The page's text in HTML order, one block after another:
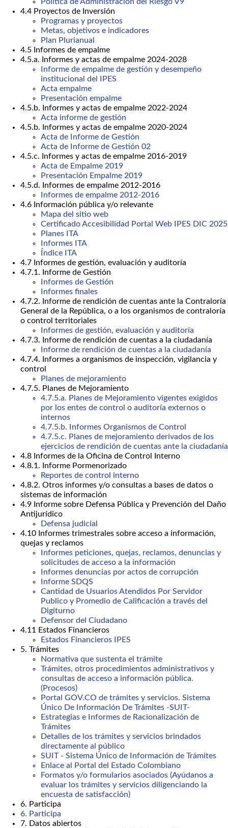
4.4 Proyectos de Inversión
Programas y proyectos
Metas, objetivos e indicadores
Plan Plurianual
4.5 Informes de empalme
4.5.a. Informes y actas de empalme 2024-2028
Informe de empalme de gestión y desempeño
institucional del IPES
Acta empalme
Presentación empalme
4.5.b. Informes y actas de empalme 2022-2024
Acta informe de gestión
4.5.b. Informes y actas de empalme 2020-2024
Acta de Informe de Gestión
Acta de Informe de Gestión 02
4.5.c. Informes y actas de empalme 2016-2019
Acta de Empalme 2019
Presentación Empalme 2019
4.5.d. Informes de empalme 2012-2016
Informes de empalme 2012-2016
4.6 Información pública y/o relevante
Mapa del sitio web
Certificado Accesibilidad Portal Web IPES DIC 2025
Planes ITA
Informes ITA
Índice ITA
4.7 Informes de gestión, evaluación y auditoría
4.7.1. Informe de Gestión
Informes de Gestión
Informes finales
4.7.2. Informe de rendición de cuentas ante la Contraloría
General de la República, o a los organismos de contraloría
o control territoriales
Informes de gestión, evaluación y auditoría
4.7.3. Informe de rendición de cuentas a la ciudadanía
Informe de rendición de cuentas a la ciudadanía
4.7.4. Informes a organismos de inspección, vigilancia y
control
Planes de mejoramiento
4.7.5. Planes de Mejoramiento
4.7.5.a. Planes de Mejoramiento vigentes exigidos
por los entes de control o auditoría externos o
internos
4.7.5.b. Informes Organismos de Control
4.7.5.c. Planes de mejoramiento derivados de los
ejercicios de rendición de cuentas ante la ciudadanía
4.8 Informes de la Oficina de Control Interno
4.8.1. Informe Pormenorizado
Reportes de control interno
4.8.2. Otros informes y/o consultas a bases de datos o
sistemas de información
4.9 Informe sobre Defensa Pública y Prevención del Daño
Antijurídico
Defensa judicial
4.10 Informes trimestrales sobre acceso a información,
quejas y reclamos
Informes peticiones, quejas, reclamos, denuncias y
solicitudes de acceso a la información
Informes denuncias por actos de corrupción
Informe SDQS
Cantidad de Usuarios Atendidos Por Servidor
Publico y Promedio de Calificación a través del
Digiturno
Defensor del Ciudadano
4.11 Estados Financieros
Estados Financieros IPES
5. Trámites
Normativa que sustenta el trámite
Trámites, otros procedimientos administrativos y
consultas de acceso a información pública.
(Procesos)
Portal GOV.CO de trámites y servicios. Sistema
Único De Información De Trámites -SUIT-
Estrategias e Informes de Racionalización de
Trámites
Detalles de los trámites y servicios brindados
directamente al público
SUIT - Sistema Único de Información de Trámites
Enlace al Portal del Estado Colombiano
Formatos y/o formularios asociados (Ayúdanos a
evaluar los trámites y servicios diligenciando la
encuesta de satisfacción)
6. Participa
6. Participa
7. Datos abiertos